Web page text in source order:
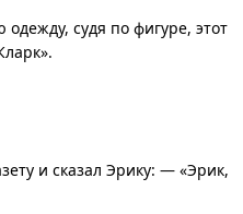
судя по фигуре, этот
и сказал Эрику: — «Эрик,